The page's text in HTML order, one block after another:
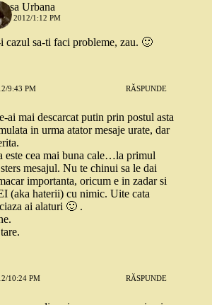
Urbana
2012/1:12 PM
cazul sa-ti faci probleme, zau. 🙂
9:43 PM RĂSPUNDE
ai mai descarcat putin prin postul asta
in urma atator mesaje urate, dar
este cea mai buna cale…la primul
mesajul. Nu te chinui sa le dai
importanta, oricum e in zadar si
(aka haterii) cu nimic. Uite cata
ai alaturi 🙂 .
10:24 PM RĂSPUNDE